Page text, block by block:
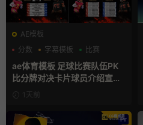
AE模板
分数
字幕模板 比赛
ae体育模板 足球比赛队伍PK
比分牌对决卡片球员介绍宣传
视频AE模板
1天前